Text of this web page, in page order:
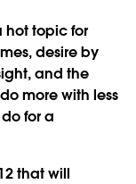
hot topic for
desire by
and the
more with less
for a
that will